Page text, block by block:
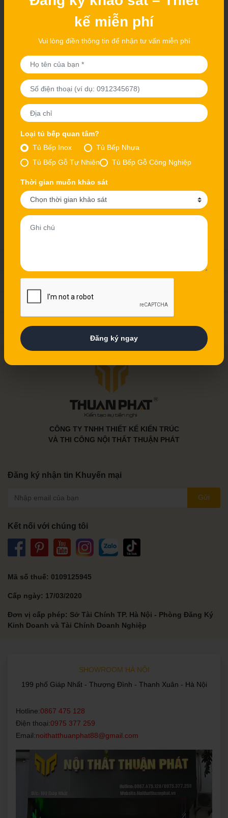
thự Việt Hưng, Long Biên
Tủ Bếp Gỗ Tự Nhiên
Tủ Bếp Gỗ MDF An Cường
CÔNG TY TNHH THIẾT KẾ KIẾN TRÚC
VÀ THI CÔNG NỘI THẤT THUẬN PHÁT
Đăng ký nhận tin Khuyến mại
Gửi
Kết nối với chúng tôi
Mã số thuế: 0109125945
Cấp ngày: 17/03/2020
Đơn vị cấp phép: Sở Tài Chính TP. Hà Nội - Phòng Đăng Ký
Kinh Doanh và Tài Chính Doanh Nghiệp
SHOWROOM HÀ NỘI
199 phố Giáp Nhất - Thượng Đình - Thanh Xuân - Hà Nội
Hotline:0867 475 128
Điện thoại:0975 377 259
Email:noithatthuanphat88@gmail.com
kế miễn phí
Vui lòng điền thông tin để nhận tư vấn miễn phí
Loại tủ bếp quan tâm?
Tủ Bếp Inox
Tủ Bếp Nhựa
Tủ Bếp Gỗ Tự Nhiên
Tủ Bếp Gỗ Công Nghiệp
Thời gian muốn khảo sát
Đăng ký ngay